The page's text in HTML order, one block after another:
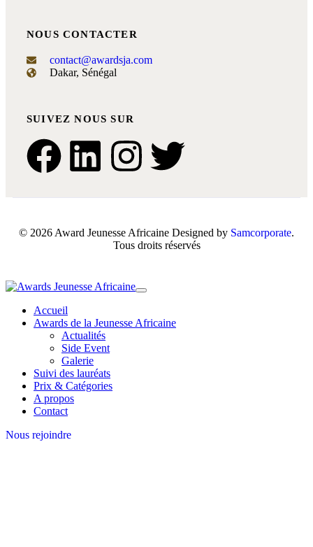
NOUS CONTACTER
contact@awardsja.com
Dakar, Sénégal
SUIVEZ NOUS SUR
© 2026 Award Jeunesse Africaine Designed by Samcorporate.
Tous droits réservés
Accueil
Awards de la Jeunesse Africaine
Actualités
Side Event
Galerie
Suivi des lauréats
Prix & Catégories
A propos
Contact
Nous rejoindre